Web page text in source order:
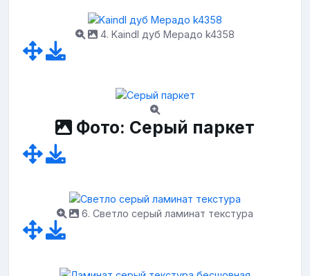
4. Kaindl дуб Мерадо k4358
Фото: Серый паркет
6. Светло серый ламинат текстура